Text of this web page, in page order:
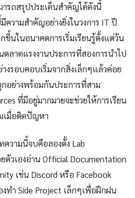
รถสรุปประเด็นสำคัญได้ดังนี้
ความสำคัญอย่างยิ่งในวงการ IT ปี
ขึ้นในอนาคตการเริ่มเรียนรู้ตั้งแต่วัน
ลาดแรงงานประการที่สองการนำไป
างรอบคอบเริ่มจากสิ่งเล็กๆแล้วค่อย
อย่างพร้อมกันประการที่สาม
ที่มีอยู่มากมายจะช่วยให้การเรียน
เมื่อติดปัญหา
วามนี้จบคือลองตั้ง Lab
ตัวเองอ่าน Official Documentation
เช่น Discord หรือ Facebook
ทำ Side Project เล็กๆเพื่อฝึกฝน